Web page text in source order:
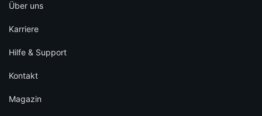
Über uns
Karriere
Hilfe & Support
Kontakt
Magazin